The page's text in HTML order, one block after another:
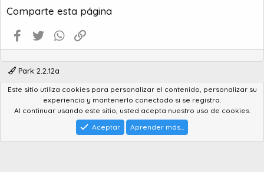
S
S
Comparte esta página
Facebook
Twitter WhatsApp
Park 2.2.12a
Community platform by XenForo® © 2010-2022 XenForo Ltd.
Advanced Forum Stats by AddonFlare - Premium XF2 Addons
Feedback SystembyXenCentral.com
StylesFactory.pl
Este sitio utiliza cookies para personalizar el contenido, personalizar su
experiencia y mantenerlo conectado si se registra.
Al continuar usando este sitio, usted acepta nuestro uso de cookies.
Aceptar
Aprender más...